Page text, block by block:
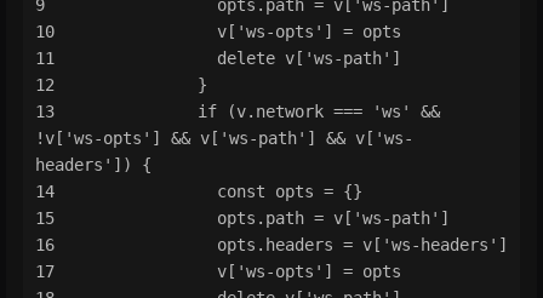
              opts.path = v['ws-path']
              v['ws-opts'] = opts
              delete v['ws-path']
            }
            if (v.network === 'ws' &&
!v['ws-opts'] && v['ws-path'] && v['ws-
headers']) {
              const opts = {}
              opts.path = v['ws-path']
              opts.headers = v['ws-headers']
              v['ws-opts'] = opts